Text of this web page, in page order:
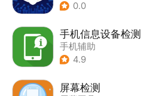
0.0
手机信息设备检测
手机辅助
4.9
屏幕检测